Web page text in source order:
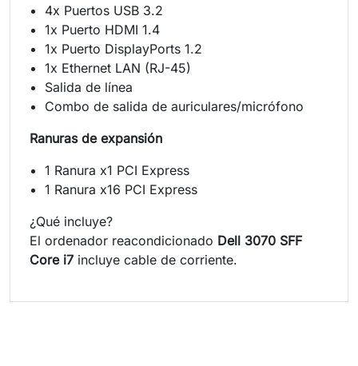
4x Puertos USB 3.2
1x Puerto HDMI 1.4
1x Puerto DisplayPorts 1.2
1x Ethernet LAN (RJ-45)
Salida de línea
Combo de salida de auriculares/micrófono
Ranuras de expansión
1 Ranura x1 PCI Express
1 Ranura x16 PCI Express
¿Qué incluye?
El ordenador reacondicionado Dell 3070 SFF
Core i7 incluye cable de corriente.